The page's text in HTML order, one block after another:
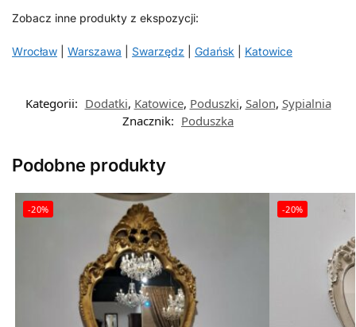
Zobacz inne produkty z ekspozycji:
Wrocław Warszawa Swarzędz Gdańsk Katowice
Kategorii: Dodatki, Katowice, Poduszki, Salon, Sypialnia
Znacznik: Poduszka
Podobne produkty
-20% -20%